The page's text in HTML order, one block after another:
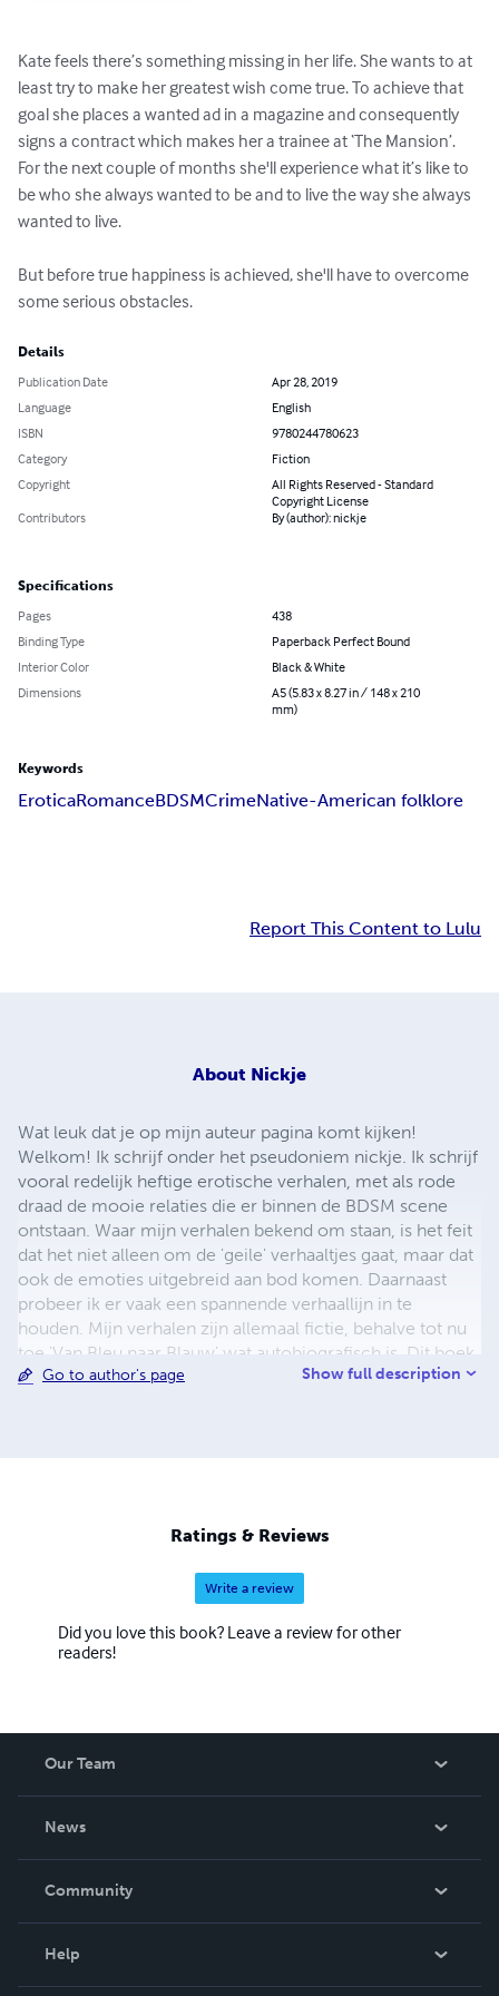
Kate feels there’s something missing in her life. She wants to at
least try to make her greatest wish come true. To achieve that
goal she places a wanted ad in a magazine and consequently
signs a contract which makes her a trainee at ‘The Mansion’.
For the next couple of months she'll experience what it’s like to
be who she always wanted to be and to live the way she always
wanted to live.
But before true happiness is achieved, she'll have to overcome
some serious obstacles.
Details
Publication Date
Apr 28, 2019
Language
English
ISBN
9780244780623
Category
Fiction
Copyright
All Rights Reserved - Standard
Copyright License
Contributors
By (author): nickje
Specifications
Pages
438
Binding Type
Paperback Perfect Bound
Interior Color
Black & White
Dimensions
A5 (5.83 x 8.27 in / 148 x 210
mm)
Keywords
EroticaRomanceBDSMCrimeNative-American folklore
Report This Content to Lulu
About Nickje
Wat leuk dat je op mijn auteur pagina komt kijken!
Welkom! Ik schrijf onder het pseudoniem nickje. Ik schrijf
vooral redelijk heftige erotische verhalen, met als rode
draad de mooie relaties die er binnen de BDSM scene
ontstaan. Waar mijn verhalen bekend om staan, is het feit
dat het niet alleen om de 'geile' verhaaltjes gaat, maar dat
ook de emoties uitgebreid aan bod komen. Daarnaast
probeer ik er vaak een spannende verhaallijn in te
houden. Mijn verhalen zijn allemaal fictie, behalve tot nu
toe 'Van Bleu naar Blauw' wat autobiografisch is. Dit boek
zal voor mij altijd een warme plek in mijn hart houden.
Go to author's page Show full description
Ratings & Reviews
Write a review
Did you love this book? Leave a review for other
readers!
Our Team
News
In The News
Community
Help